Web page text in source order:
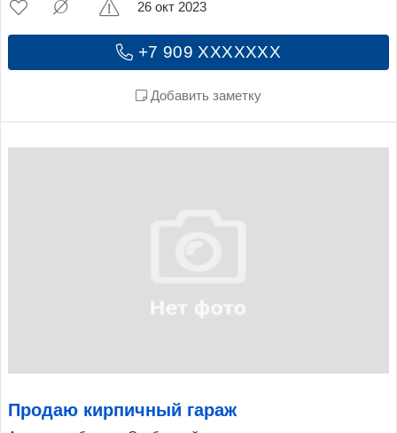
+7 909 XXXXXXX
Добавить заметку
26 окт 2023
Продаю кирпичный гараж